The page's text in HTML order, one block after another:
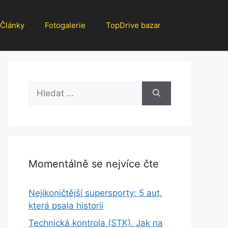
Články Fotogalerie TopDrive bazar
Hledat:
Momentálně se nejvíce čte
Nejikoničtější supersporty: 5 aut,
která psala historii
Technická kontrola (STK). Jak na